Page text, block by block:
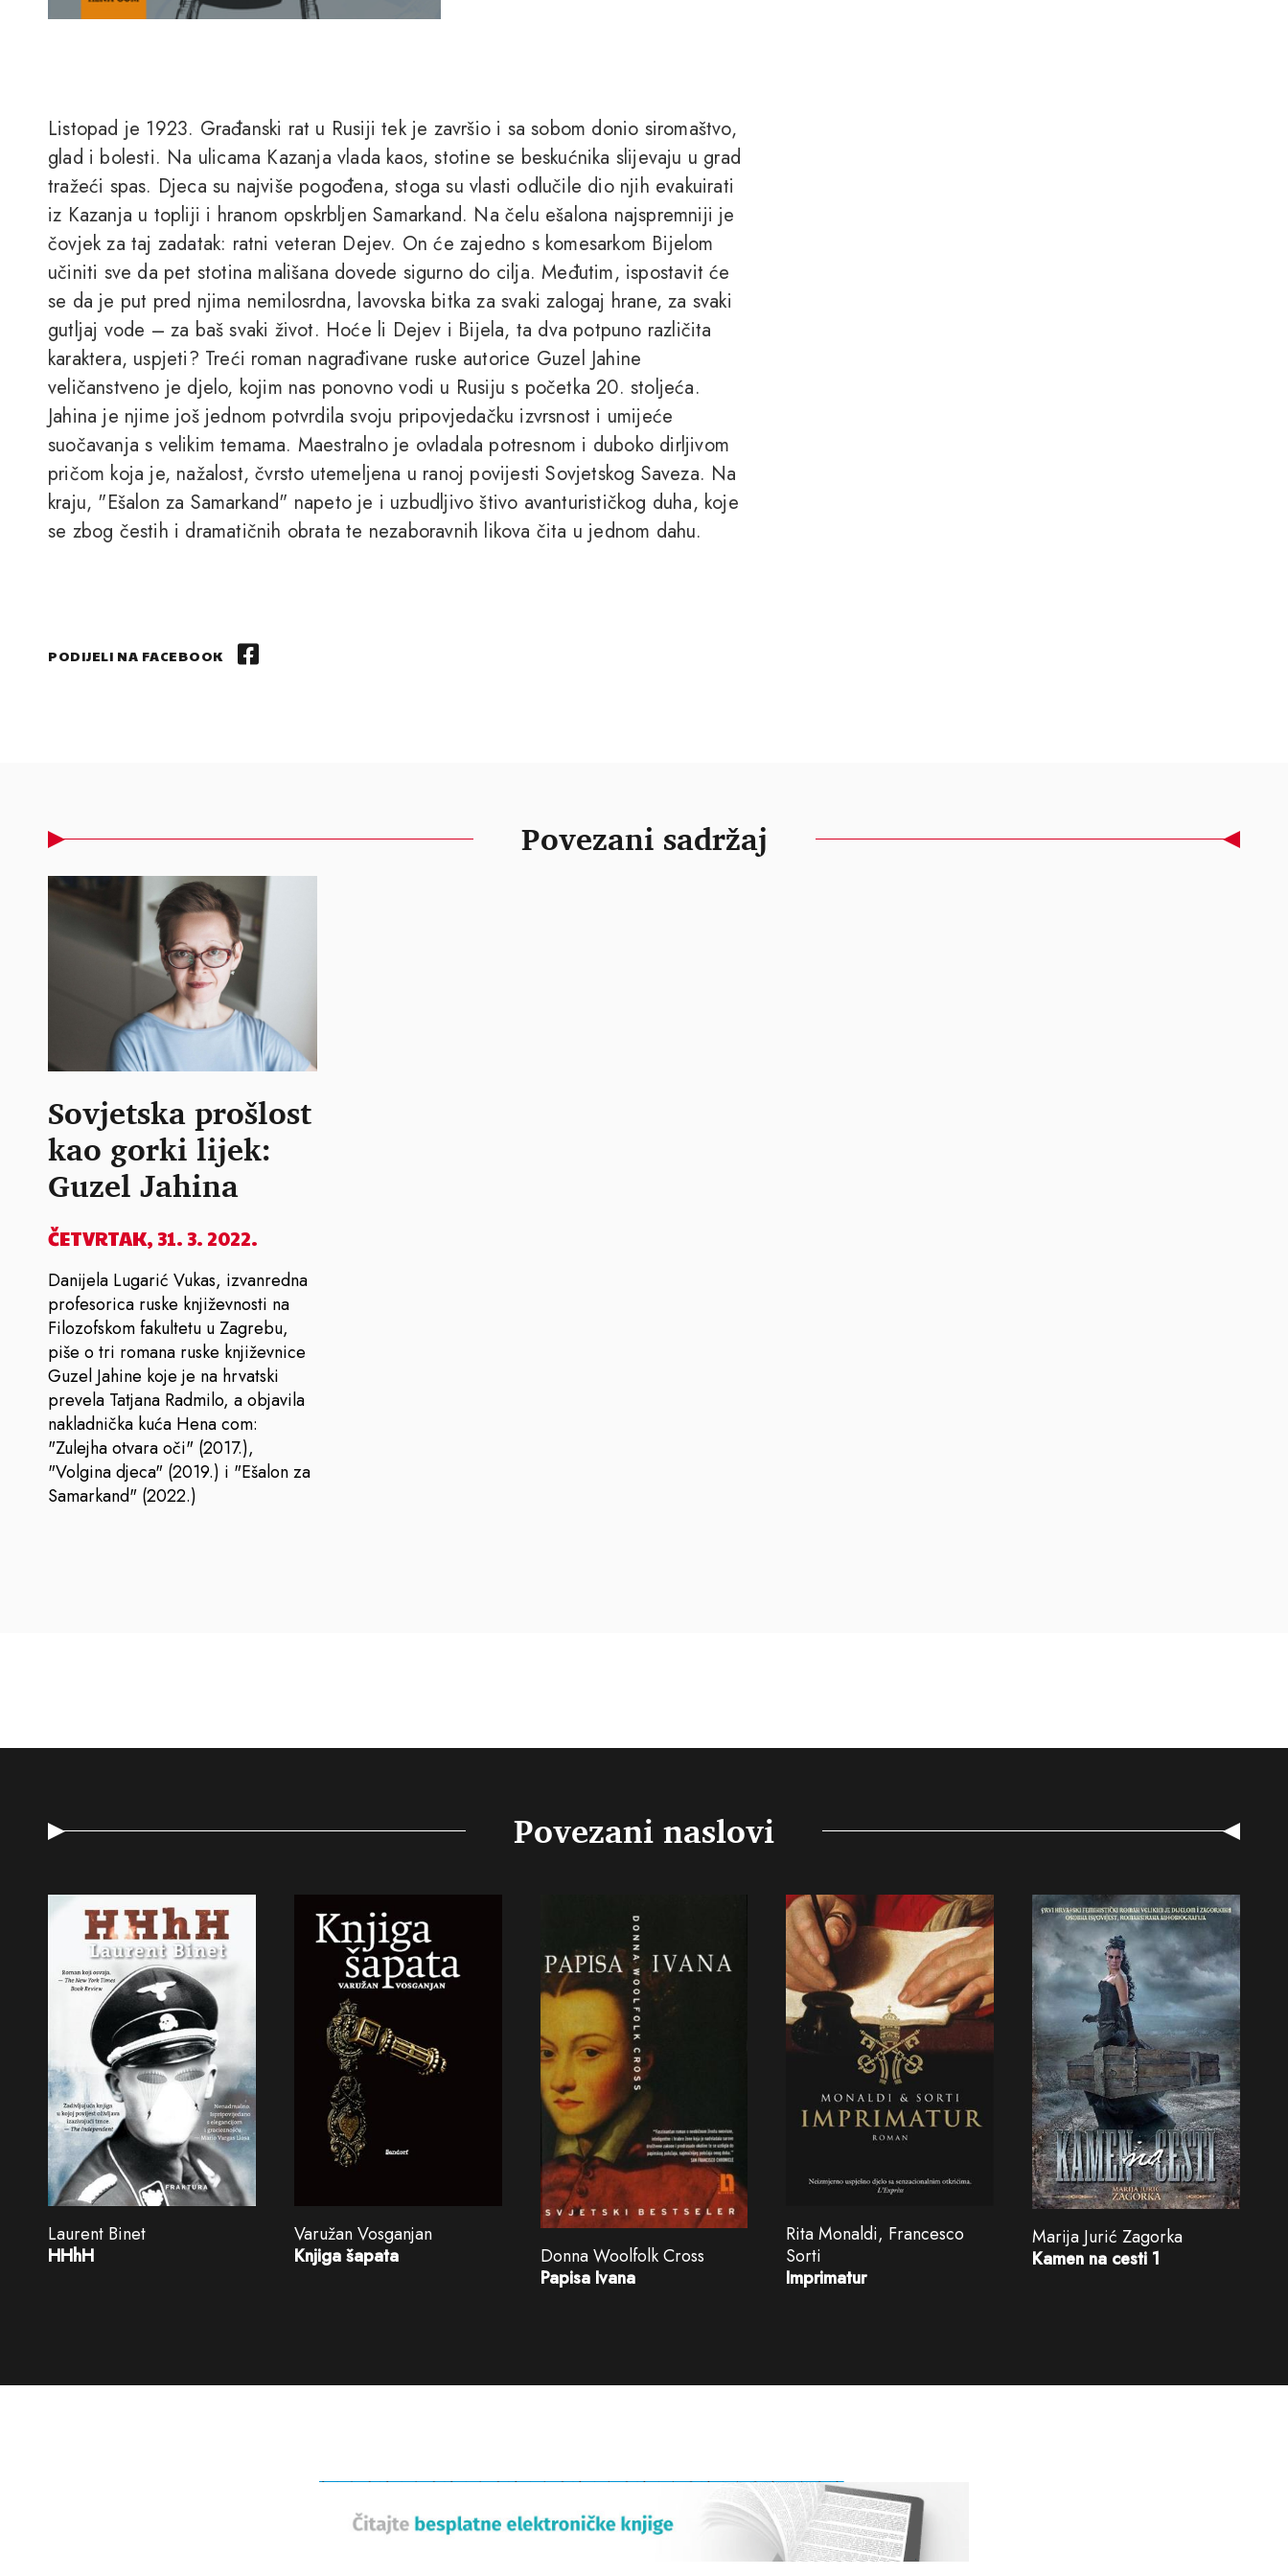
Listopad je 1923. Građanski rat u Rusiji tek je završio i sa sobom donio siromaštvo,
glad i bolesti. Na ulicama Kazanja vlada kaos, stotine se beskućnika slijevaju u grad
tražeći spas. Djeca su najviše pogođena, stoga su vlasti odlučile dio njih evakuirati
iz Kazanja u topliji i hranom opskrbljen Samarkand. Na čelu ešalona najspremniji je
čovjek za taj zadatak: ratni veteran Dejev. On će zajedno s komesarkom Bijelom
učiniti sve da pet stotina mališana dovede sigurno do cilja. Međutim, ispostavit će
se da je put pred njima nemilosrdna, lavovska bitka za svaki zalogaj hrane, za svaki
gutljaj vode – za baš svaki život. Hoće li Dejev i Bijela, ta dva potpuno različita
karaktera, uspjeti? Treći roman nagrađivane ruske autorice Guzel Jahine
veličanstveno je djelo, kojim nas ponovno vodi u Rusiju s početka 20. stoljeća.
Jahina je njime još jednom potvrdila svoju pripovjedačku izvrsnost i umijeće
suočavanja s velikim temama. Maestralno je ovladala potresnom i duboko dirljivom
pričom koja je, nažalost, čvrsto utemeljena u ranoj povijesti Sovjetskog Saveza. Na
kraju, "Ešalon za Samarkand" napeto je i uzbudljivo štivo avanturističkog duha, koje
se zbog čestih i dramatičnih obrata te nezaboravnih likova čita u jednom dahu.
PODIJELI NA FACEBOOK
Povezani sadržaj
Sovjetska prošlost
kao gorki lijek:
Guzel Jahina
ČETVRTAK, 31. 3. 2022.
Danijela Lugarić Vukas, izvanredna
profesorica ruske književnosti na
Filozofskom fakultetu u Zagrebu,
piše o tri romana ruske književnice
Guzel Jahine koje je na hrvatski
prevela Tatjana Radmilo, a objavila
nakladnička kuća Hena com:
"Zulejha otvara oči" (2017.),
"Volgina djeca" (2019.) i "Ešalon za
Samarkand" (2022.)
Povezani naslovi
Laurent Binet
HHhH
Varužan Vosganjan
Knjiga šapata
Donna Woolfolk Cross
Papisa Ivana
Rita Monaldi, Francesco
Sorti
Imprimatur
Marija Jurić Zagorka
Kamen na cesti 1